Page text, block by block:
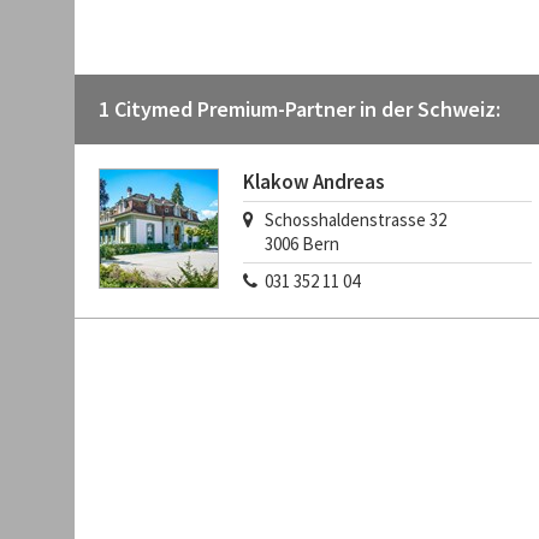
1 Citymed Premium-Partner in der Schweiz:
Klakow Andreas
Schosshaldenstrasse 32
3006 Bern
031 352 11 04